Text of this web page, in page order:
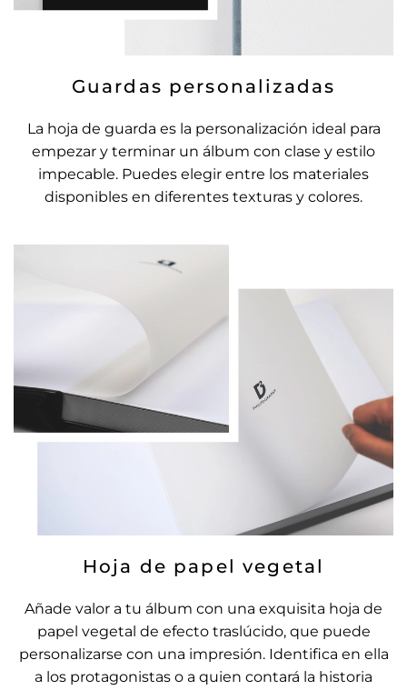
Guardas personalizadas
La hoja de guarda es la personalización ideal para
empezar y terminar un álbum con clase y estilo
impecable. Puedes elegir entre los materiales
disponibles en diferentes texturas y colores.
Hoja de papel vegetal
Añade valor a tu álbum con una exquisita hoja de
papel vegetal de efecto traslúcido, que puede
personalizarse con una impresión. Identifica en ella
a los protagonistas o a quien contará la historia